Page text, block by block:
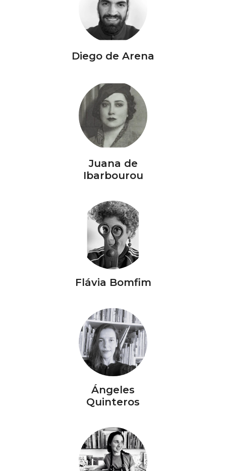
Diego de Arena
Juana de
Ibarbourou
Flávia Bomfim
Ángeles
Quinteros